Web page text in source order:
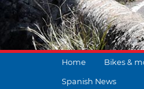
Home Bikes &
Spanish News